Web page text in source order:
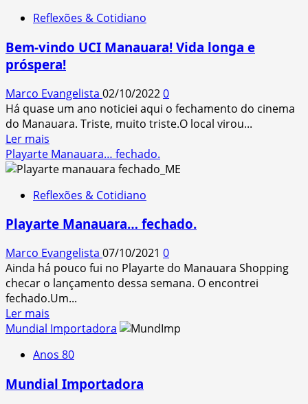
do
Acústico”
em
–
Ótima
banda,
péssima
qualidade
do
som
Reflexões & Cotidiano
Bem-vindo UCI Manauara! Vida longa e
próspera!
Marco Evangelista 02/10/20220
Há quase um ano noticiei aqui o fechamento do cinema
do Manauara. Triste, muito triste.O local virou...
Ler mais
more
about
vindo
Manauara!
longa
e
próspera!
Playarte Manauara… fechado.
Reflexões & Cotidiano
Playarte Manauara… fechado.
Marco Evangelista 07/10/2021 0
Ainda há pouco fui no Playarte do Manauara Shopping
checar o lançamento dessa semana. O encontrei
fechado.Um...
Ler mais
more
Playarte
fechado.
Mundial Importadora
Anos 80
Mundial Importadora